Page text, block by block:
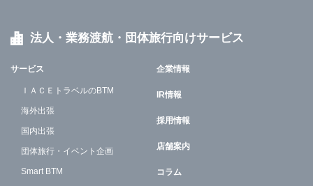
法人・業務渡航・団体旅行向けサービス
サービス
ＩＡＣＥトラベルのBTM
海外出張
国内出張
団体旅行・イベント企画
Smart BTM
企業情報
IR情報
採用情報
店舗案内
コラム